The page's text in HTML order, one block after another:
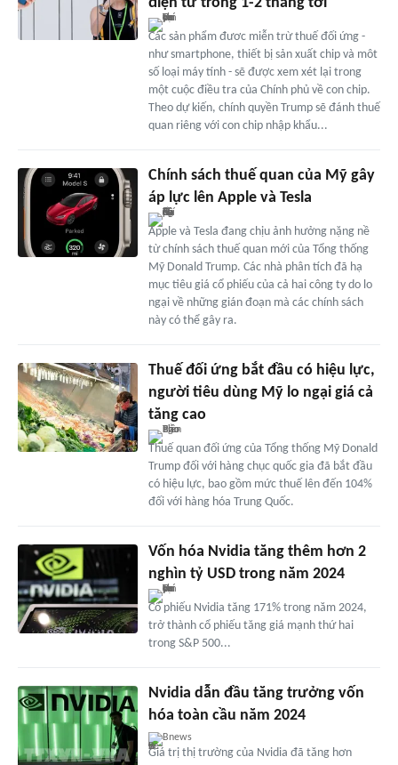
Các sản phẩm đươc miễn trừ thuế đối ứng -
như smartphone, thiết bị sản xuất chip và môt
số loại máy tính - sẽ được xem xét lại trong
một cuộc điều tra của Chính phủ về con chip.
Theo dự kiến, chính quyền Trump sẽ đánh thuế
quan riêng với con chip nhập khẩu...
Chính sách thuế quan của Mỹ gây
áp lực lên Apple và Tesla
Apple và Tesla đang chịu ảnh hưởng nặng nề
từ chính sách thuế quan mới của Tổng thống
Mỹ Donald Trump. Các nhà phân tích đã hạ
mục tiêu giá cổ phiếu của cả hai công ty do lo
ngại về những gián đoạn mà các chính sách
này có thể gây ra.
Thuế đối ứng bắt đầu có hiệu lực,
người tiêu dùng Mỹ lo ngại giá cả
tăng cao
Thuế quan đối ứng của Tổng thống Mỹ Donald
Trump đối với hàng chục quốc gia đã bắt đầu
có hiệu lực, bao gồm mức thuế lên đến 104%
đối với hàng hóa Trung Quốc.
Vốn hóa Nvidia tăng thêm hơn 2
nghìn tỷ USD trong năm 2024
Cổ phiếu Nvidia tăng 171% trong năm 2024,
trở thành cổ phiếu tăng giá mạnh thứ hai
trong S&P 500...
Nvidia dẫn đầu tăng trưởng vốn
hóa toàn cầu năm 2024
Bnews
Giá trị thị trường của Nvidia đã tăng hơn